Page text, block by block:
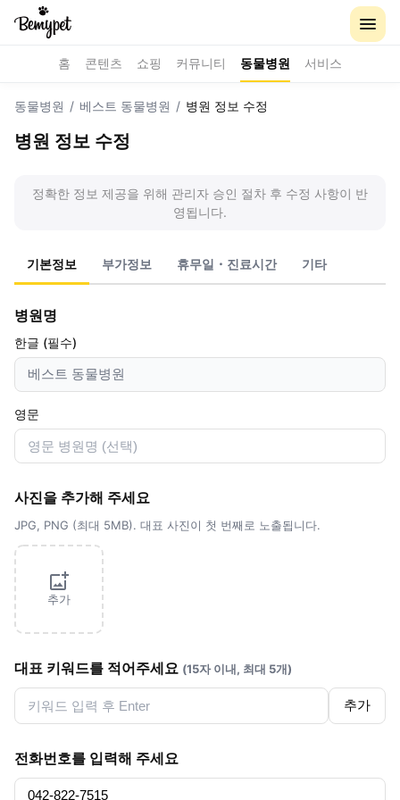
홈 콘텐츠 쇼핑 커뮤니티 동물병원 서비스
동물병원 / 베스트 동물병원 / 병원 정보 수정
병원 정보 수정
정확한 정보 제공을 위해 관리자 승인 절차 후 수정 사항이 반
영됩니다.
기본정보 부가정보 휴무일・진료시간 기타
병원명
한글 (필수)
영문
사진을 추가해 주세요
JPG, PNG (최대 5MB). 대표 사진이 첫 번째로 노출됩니다.
추가
대표 키워드를 적어주세요 (15자 이내, 최대 5개)
추가
전화번호를 입력해 주세요